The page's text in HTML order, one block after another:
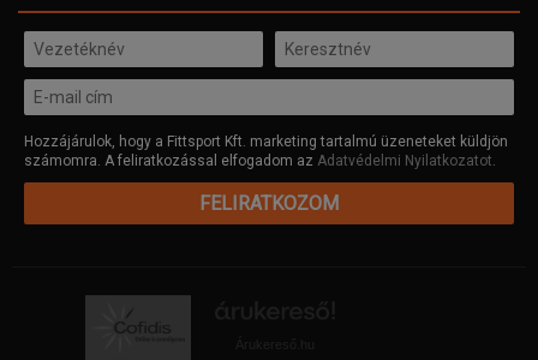
Hozzájárulok, hogy a Fittsport Kft. marketing tartalmú üzeneteket küldjön
számomra. A feliratkozással elfogadom az Adatvédelmi Nyilatkozatot.
FELIRATKOZOM